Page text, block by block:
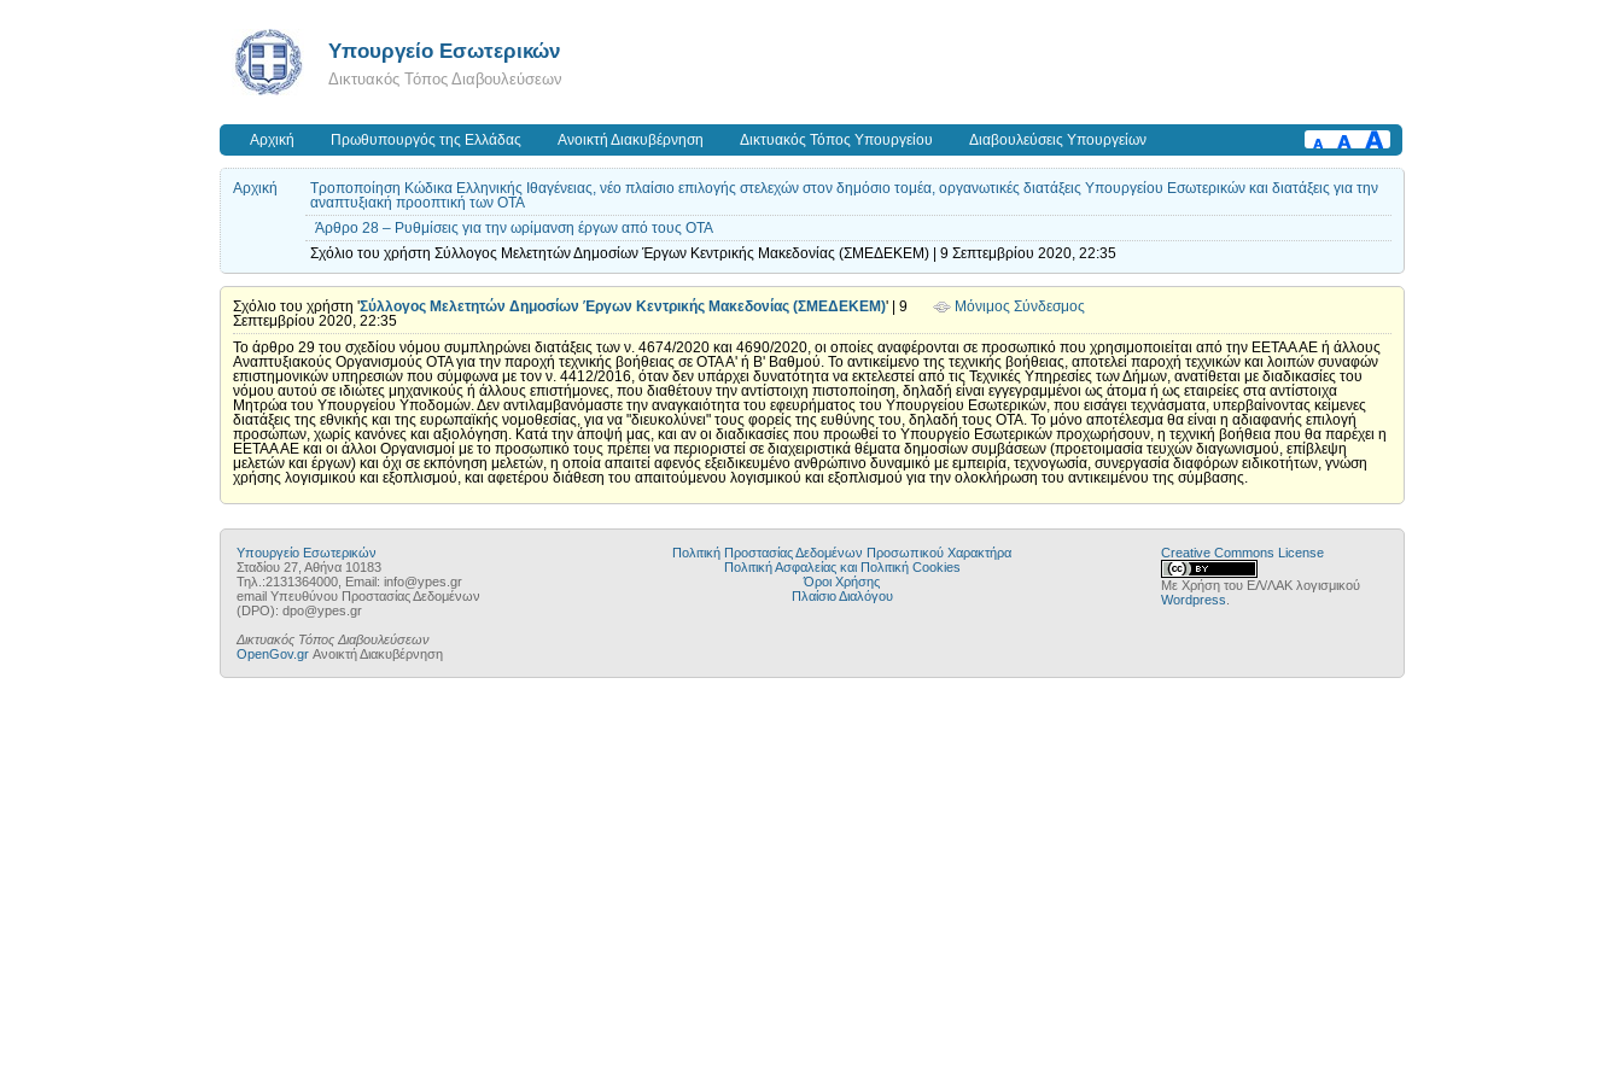
Υπουργείο Εσωτερικών
Δικτυακός Τόπος Διαβουλεύσεων
Αρχική Πρωθυπουργός της Ελλάδας Ανοικτή Διακυβέρνηση Δικτυακός Τόπος Υπουργείου Διαβουλεύσεις Υπουργείων
Αρχική
Τροποποίηση Κώδικα Ελληνικής Ιθαγένειας, νέο πλαίσιο επιλογής στελεχών στον δημόσιο τομέα, οργανωτικές διατάξεις Υπουργείου Εσωτερικών και διατάξεις για την
αναπτυξιακή προοπτική των ΟΤΑ
Άρθρο 28 – Ρυθμίσεις για την ωρίμανση έργων από τους ΟΤΑ
Σχόλιο του χρήστη Σύλλογος Μελετητών Δημοσίων Έργων Κεντρικής Μακεδονίας (ΣΜΕΔΕΚΕΜ) | 9 Σεπτεμβρίου 2020, 22:35
Σχόλιο του χρήστη 'Σύλλογος Μελετητών Δημοσίων Έργων Κεντρικής Μακεδονίας (ΣΜΕΔΕΚΕΜ)' | 9
Σεπτεμβρίου 2020, 22:35
Μόνιμος Σύνδεσμος
Το άρθρο 29 του σχεδίου νόμου συμπληρώνει διατάξεις των ν. 4674/2020 και 4690/2020, οι οποίες αναφέρονται σε προσωπικό που χρησιμοποιείται από την ΕΕΤΑΑ ΑΕ ή άλλους
Αναπτυξιακούς Οργανισμούς ΟΤΑ για την παροχή τεχνικής βοήθειας σε ΟΤΑ Α' ή Β' Βαθμού. Το αντικείμενο της τεχνικής βοήθειας, αποτελεί παροχή τεχνικών και λοιπών συναφών
επιστημονικών υπηρεσιών που σύμφωνα με τον ν. 4412/2016, όταν δεν υπάρχει δυνατότητα να εκτελεστεί από τις Τεχνικές Υπηρεσίες των Δήμων, ανατίθεται με διαδικασίες του
νόμου αυτού σε ιδιώτες μηχανικούς ή άλλους επιστήμονες, που διαθέτουν την αντίστοιχη πιστοποίηση, δηλαδή είναι εγγεγραμμένοι ως άτομα ή ως εταιρείες στα αντίστοιχα
Μητρώα του Υπουργείου Υποδομών. Δεν αντιλαμβανόμαστε την αναγκαιότητα του εφευρήματος του Υπουργείου Εσωτερικών, που εισάγει τεχνάσματα, υπερβαίνοντας κείμενες
διατάξεις της εθνικής και της ευρωπαϊκής νομοθεσίας, για να "διευκολύνει" τους φορείς της ευθύνης του, δηλαδή τους ΟΤΑ. Το μόνο αποτέλεσμα θα είναι η αδιαφανής επιλογή
προσώπων, χωρίς κανόνες και αξιολόγηση. Κατά την άποψή μας, και αν οι διαδικασίες που προωθεί το Υπουργείο Εσωτερικών προχωρήσουν, η τεχνική βοήθεια που θα παρέχει η
ΕΕΤΑΑ ΑΕ και οι άλλοι Οργανισμοί με το προσωπικό τους πρέπει να περιοριστεί σε διαχειριστικά θέματα δημοσίων συμβάσεων (προετοιμασία τευχών διαγωνισμού, επίβλεψη
μελετών και έργων) και όχι σε εκπόνηση μελετών, η οποία απαιτεί αφενός εξειδικευμένο ανθρώπινο δυναμικό με εμπειρία, τεχνογωσία, συνεργασία διαφόρων ειδικοτήτων, γνώση
χρήσης λογισμικού και εξοπλισμού, και αφετέρου διάθεση του απαιτούμενου λογισμικού και εξοπλισμού για την ολοκλήρωση του αντικειμένου της σύμβασης.
Υπουργείο Εσωτερικών
Σταδίου 27, Αθήνα 10183
Τηλ.:2131364000, Email: info@ypes.gr
email Υπευθύνου Προστασίας Δεδομένων
(DPO): dpo@ypes.gr
Δικτυακός Τόπος Διαβουλεύσεων
OpenGov.gr Ανοικτή Διακυβέρνηση
Πολιτική Προστασίας Δεδομένων Προσωπικού Χαρακτήρα
Πολιτική Ασφαλείας και Πολιτική Cookies
Όροι Χρήσης
Πλαίσιο Διαλόγου
Creative Commons License
Με Χρήση του ΕΛ/ΛΑΚ λογισμικού
Wordpress